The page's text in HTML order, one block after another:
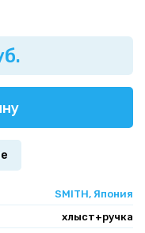
SMITH, Япония
хлыст+ручка